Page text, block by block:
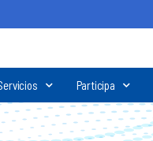
Participa